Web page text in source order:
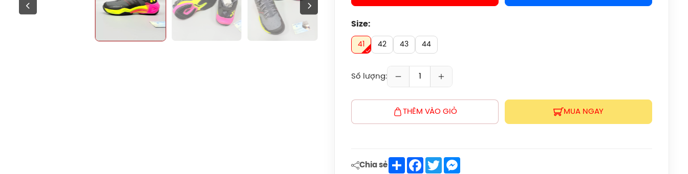
Size:
41 42 43 44
Số lượng:
THÊM VÀO GIỎ MUA NGAY
Chia sẻ ShareFacebook
Twitter
Arcsaber 1 Clear
Chính Hãng